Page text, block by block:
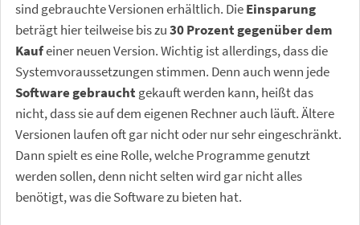
sind gebrauchte Versionen erhältlich. DieEinsparung
beträgt hier teilweise bis zu30 Prozent gegenüber dem
Kaufeiner neuen Version. Wichtig ist allerdings, dass die
Systemvoraussetzungen stimmen. Denn auch wenn jede
Software gebraucht gekauft werden kann, heißt das
nicht, dass sie auf dem eigenen Rechner auch läuft. Ältere
Versionen laufen oft gar nicht oder nur sehr eingeschränkt.
Dann spielt es eine Rolle, welche Programme genutzt
werden sollen, denn nicht selten wird gar nicht alles
benötigt, was die Software zu bieten hat.